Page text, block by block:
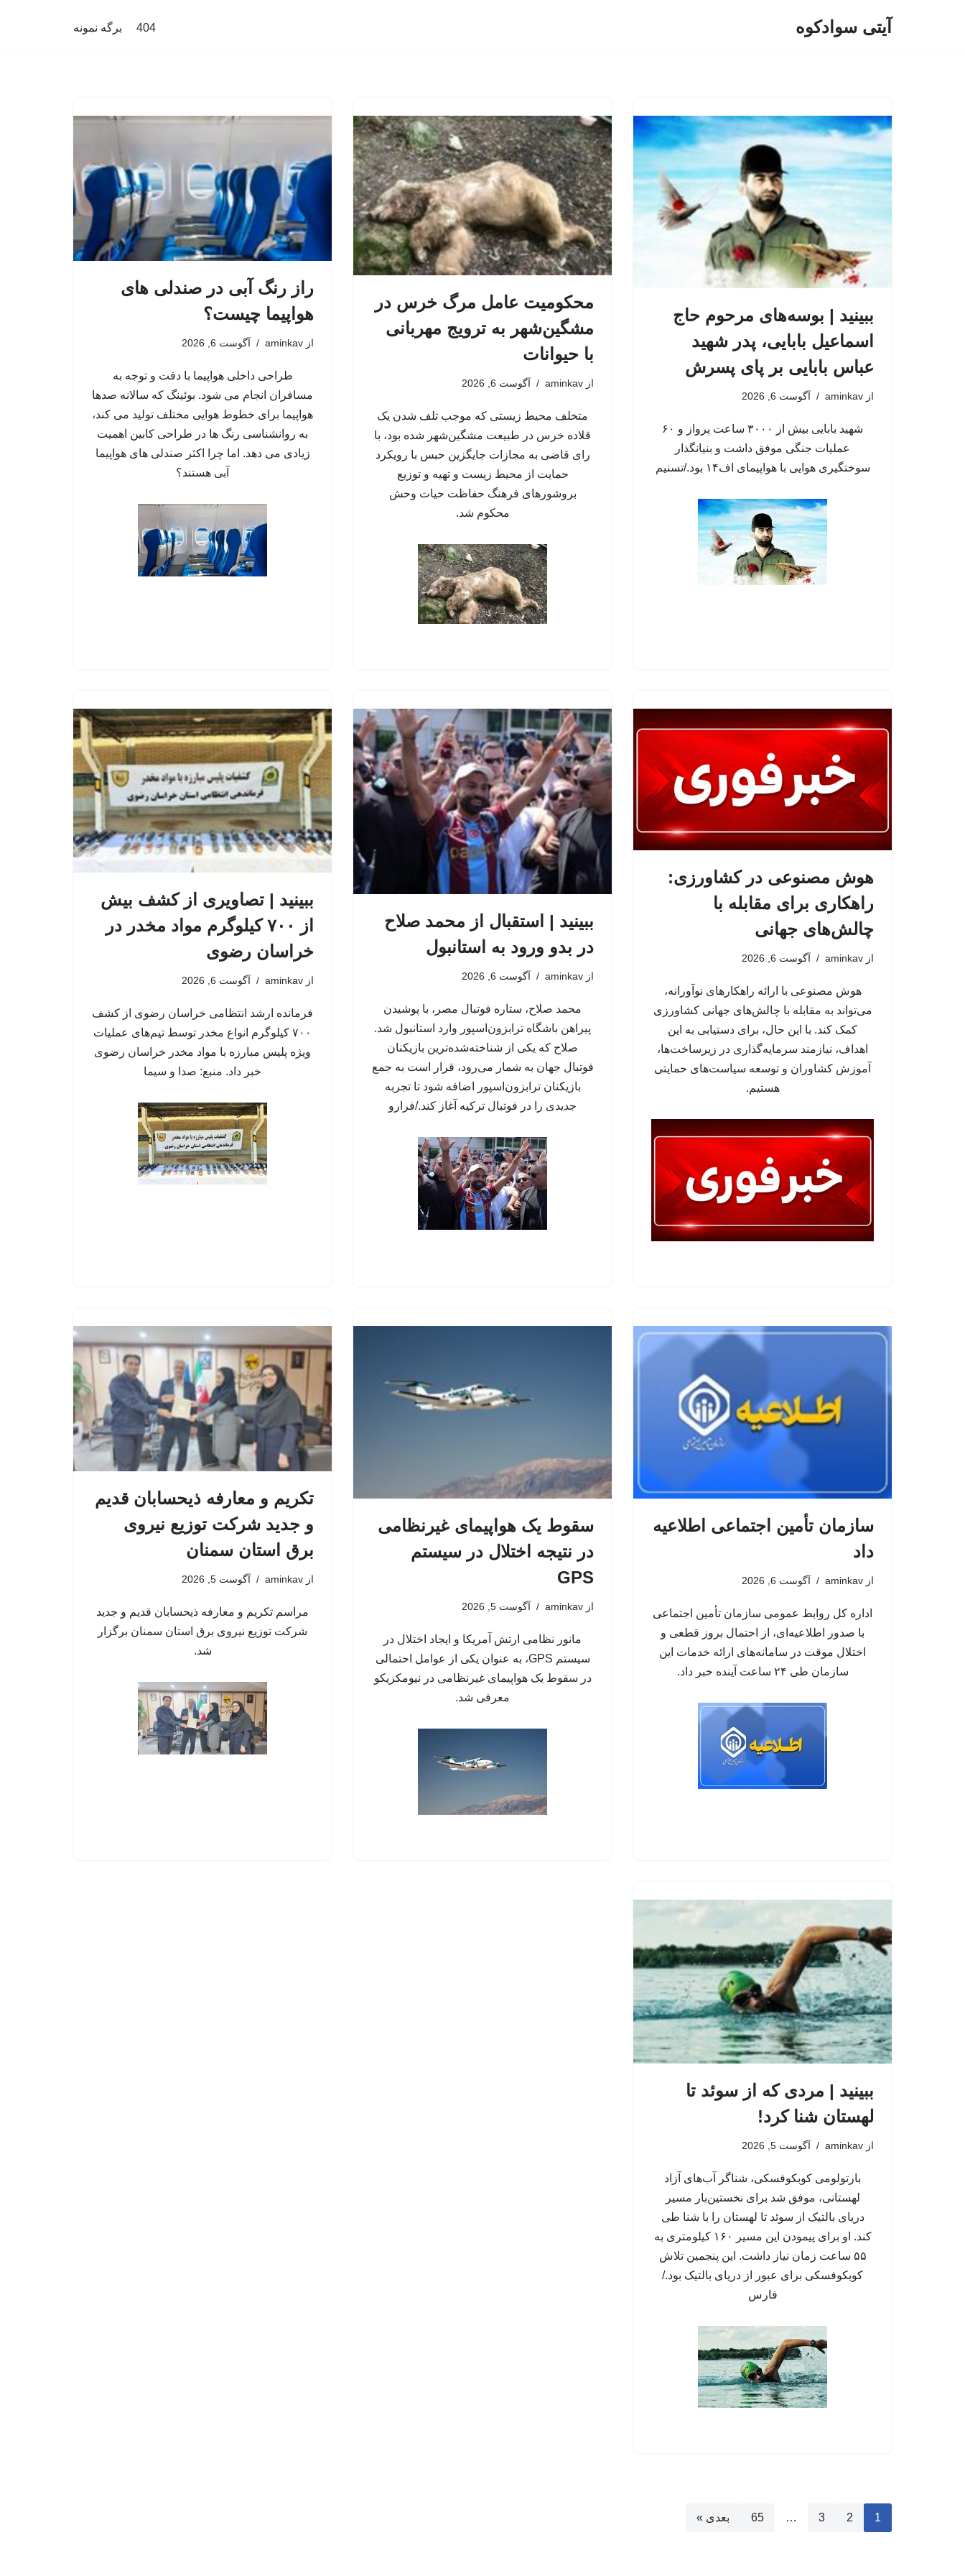
آیتی سوادکوه 404 برگه نمونه
ببینید | بوسه‌های مرحوم حاج
اسماعیل بابایی، پدر شهید
عباس بابایی بر پای پسرش
از aminkav آگوست 6, 2026
شهید بابایی بیش از ۳۰۰۰ ساعت پرواز و ۶۰
عملیات جنگی موفق داشت و بنیانگذار
سوختگیری هوایی با هواپیمای اف۱۴ بود./تسنیم
محکومیت عامل مرگ خرس در
مشگین‌شهر به ترویج مهربانی
با حیوانات
از aminkav آگوست 6, 2026
متخلف محیط زیستی که موجب تلف شدن یک
قلاده خرس در طبیعت مشگین‌شهر شده بود، با
رای قاضی به مجازات جایگزین حبس با رویکرد
حمایت از محیط زیست و تهیه و توزیع
بروشورهای فرهنگ حفاظت حیات وحش
محکوم شد.
راز رنگ آبی در صندلی های
هواپیما چیست؟
از aminkav آگوست 6, 2026
طراحی داخلی هواپیما با دقت و توجه به
مسافران انجام می شود. بوئینگ که سالانه صدها
هواپیما برای خطوط هوایی مختلف تولید می کند،
به روانشناسی رنگ ها در طراحی کابین اهمیت
زیادی می دهد. اما چرا اکثر صندلی های هواپیما
آبی هستند؟
هوش مصنوعی در کشاورزی:
راهکاری برای مقابله با
چالش‌های جهانی
از aminkav آگوست 6, 2026
هوش مصنوعی با ارائه راهکارهای نوآورانه،
می‌تواند به مقابله با چالش‌های جهانی کشاورزی
کمک کند. با این حال، برای دستیابی به این
اهداف، نیازمند سرمایه‌گذاری در زیرساخت‌ها،
آموزش کشاوران و توسعه سیاست‌های حمایتی
هستیم.
ببینید | استقبال از محمد صلاح
در بدو ورود به استانبول
از aminkav آگوست 6, 2026
محمد صلاح، ستاره فوتبال مصر، با پوشیدن
پیراهن باشگاه ترابزون‌اسپور وارد استانبول شد.
صلاح که یکی از شناخته‌شده‌ترین بازیکنان
فوتبال جهان به شمار می‌رود، قرار است به جمع
بازیکنان ترابزون‌اسپور اضافه شود تا تجربه
جدیدی را در فوتبال ترکیه آغاز کند./فرارو
ببینید | تصاویری از کشف بیش
از ۷۰۰ کیلوگرم مواد مخدر در
خراسان رضوی
از aminkav آگوست 6, 2026
فرمانده ارشد انتظامی خراسان رضوی از کشف
۷۰۰ کیلوگرم انواع مخدر توسط تیم‌های عملیات
ویژه پلیس مبارزه با مواد مخدر خراسان رضوی
خبر داد. منبع: صدا و سیما
سازمان تأمین اجتماعی اطلاعیه
داد
از aminkav آگوست 6, 2026
اداره کل روابط عمومی سازمان تأمین اجتماعی
با صدور اطلاعیه‌ای، از احتمال بروز قطعی و
اختلال موقت در سامانه‌های ارائه خدمات این
سازمان طی ۲۴ ساعت آینده خبر داد.
سقوط یک هواپیمای غیرنظامی
در نتیجه اختلال در سیستم‌
GPS
از aminkav آگوست 5, 2026
مانور نظامی ارتش آمریکا و ایجاد اختلال در
سیستم‌ GPS، به عنوان یکی از عوامل احتمالی
در سقوط یک هواپیمای غیرنظامی در نیومکزیکو
معرفی شد.
تکریم و معارفه ذیحسابان قدیم
و جدید شرکت توزیع نیروی
برق استان سمنان
از aminkav آگوست 5, 2026
مراسم تکریم و معارفه ذیحسابان قدیم و جدید
شرکت توزیع نیروی برق استان سمنان برگزار
شد.
ببینید | مردی که از سوئد تا
لهستان شنا کرد!
از aminkav آگوست 5, 2026
بارتولومی کوبکوفسکی، شناگر آب‌های آزاد
لهستانی، موفق شد برای نخستین‌بار مسیر
دریای بالتیک از سوئد تا لهستان را با شنا طی
کند. او برای پیمودن این مسیر ۱۶۰ کیلومتری به
۵۵ ساعت زمان نیاز داشت. این پنجمین تلاش
کوبکوفسکی برای عبور از دریای بالتیک بود./
فارس
1
2
3
…
65 بعدی »